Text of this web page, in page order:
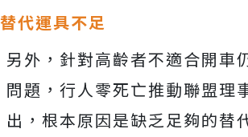
替代運具不足
另外，針對高齡者不適合開車
問題 ， 行人零死亡推動聯盟理
出，根本原因是缺乏足夠的替